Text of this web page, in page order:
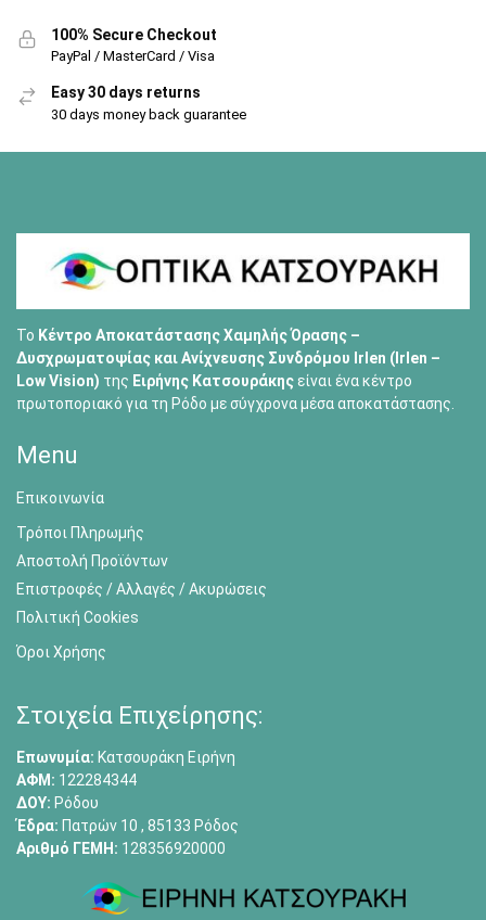
100% Secure Checkout
PayPal / MasterCard / Visa
Easy 30 days returns
30 days money back guarantee
Το Κέντρο Αποκατάστασης Χαμηλής Όρασης –
Δυσχρωματοψίας και Ανίχνευσης Συνδρόμου Irlen (Irlen –
Low Vision) της Ειρήνης Κατσουράκηςείναι ένα κέντρο
πρωτοποριακό για τη Ρόδο με σύγχρονα μέσα αποκατάστασης.
Menu
Επικοινωνία
Τρόποι Πληρωμής
Αποστολή Προϊόντων
Επιστροφές / Αλλαγές / Ακυρώσεις
Πολιτική Cookies
Όροι Χρήσης
Στοιχεία Επιχείρησης:
Επωνυμία: Κατσουράκη Ειρήνη
ΑΦΜ: 122284344
ΔΟΥ: Ρόδου
Έδρα: Πατρών 10 , 85133 Ρόδος
Αριθμό ΓΕΜΗ: 128356920000